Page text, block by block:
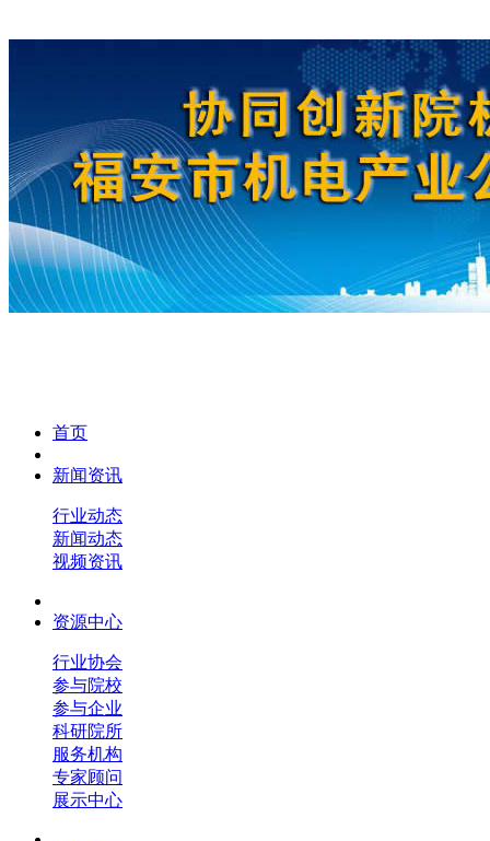
首页
新闻资讯
行业动态
新闻动态
视频资讯
资源中心
行业协会
参与院校
参与企业
科研院所
服务机构
专家顾问
展示中心